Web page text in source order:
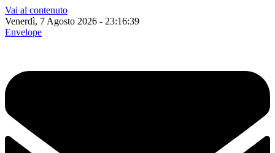
Vai al contenuto
Venerdì, 7 Agosto 2026 - 23:16:40
Envelope